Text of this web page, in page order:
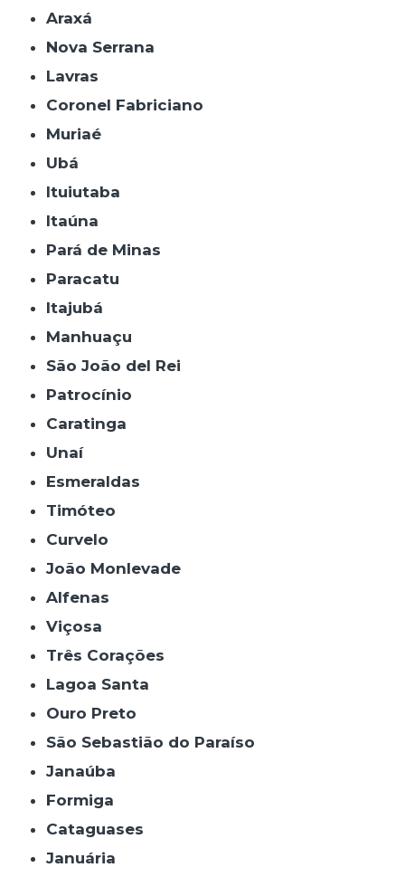
Araxá
Nova Serrana
Lavras
Coronel Fabriciano
Muriaé
Ubá
Ituiutaba
Itaúna
Pará de Minas
Paracatu
Itajubá
Manhuaçu
São João del Rei
Patrocínio
Caratinga
Unaí
Esmeraldas
Timóteo
Curvelo
João Monlevade
Alfenas
Viçosa
Três Corações
Lagoa Santa
Ouro Preto
São Sebastião do Paraíso
Janaúba
Formiga
Cataguases
Januária